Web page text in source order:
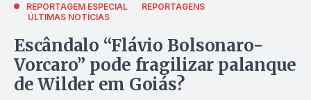
REPORTAGEM ESPECIAL
REPORTAGENS
ÚLTIMAS NOTÍCIAS
Escândalo “Flávio Bolsonaro-
Vorcaro” pode fragilizar palanque
de Wilder em Goiás?